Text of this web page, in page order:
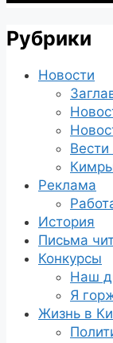
Рубрики
Новости
Вести
Реклама
История
Письма
Конкурсы
Наш
Я
Жизнь в